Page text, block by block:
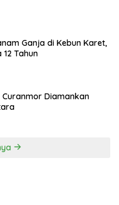
Ganja di Kebun Karet,
Tahun
Curanmor Diamankan